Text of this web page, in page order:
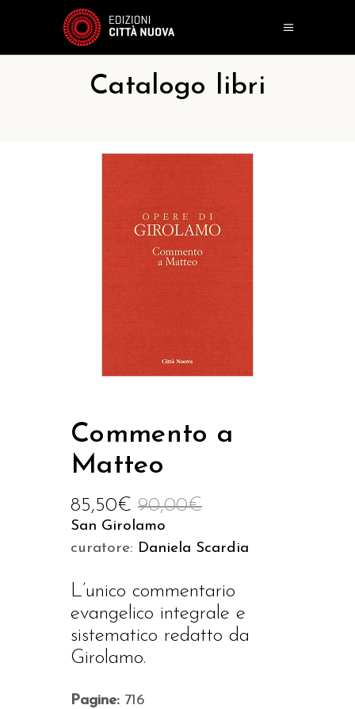
Catalogo libri
Commento a
Matteo
90,00€
85,50€
San Girolamo
curatore: Daniela Scardia
L’unico commentario
evangelico integrale e
sistematico redatto da
Girolamo.
Pagine: 716